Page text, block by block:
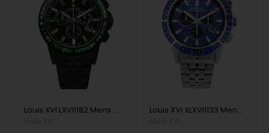
Louis XVI LXVI1182 Mens Watch Majeste Frosted Iced Out Chrono Limited 43mm 10ATM Wristwatch Louis XVI XLXVI1133 Mens Watch Majesté Iced Out Baguette 43mm 5ATM Wristwatch